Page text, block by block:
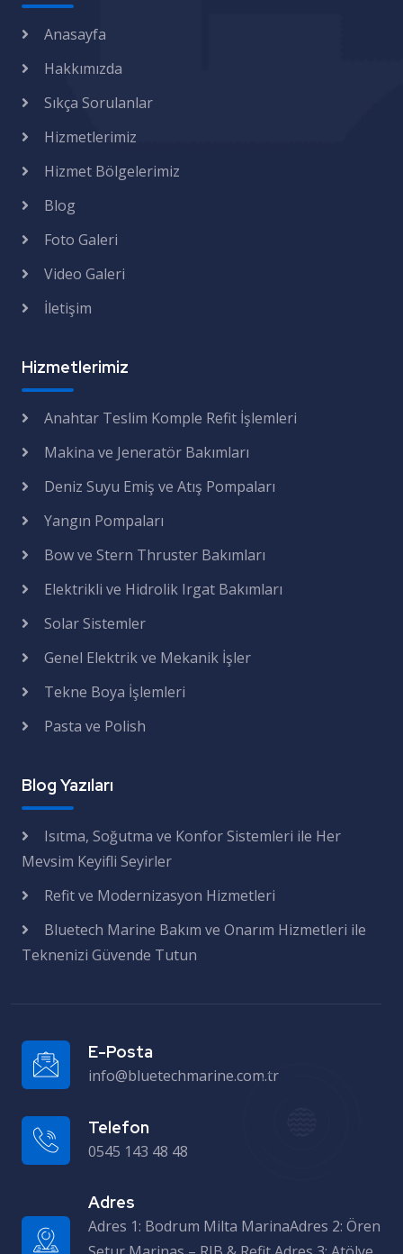
Anasayfa
Hakkımızda
Sıkça Sorulanlar
Hizmetlerimiz
Hizmet Bölgelerimiz
Blog
Foto Galeri
Video Galeri
İletişim
Hizmetlerimiz
Anahtar Teslim Komple Refit İşlemleri
Makina ve Jeneratör Bakımları
Deniz Suyu Emiş ve Atış Pompaları
Yangın Pompaları
Bow ve Stern Thruster Bakımları
Elektrikli ve Hidrolik Irgat Bakımları
Solar Sistemler
Genel Elektrik ve Mekanik İşler
Tekne Boya İşlemleri
Pasta ve Polish
Blog Yazıları
Isıtma, Soğutma ve Konfor Sistemleri ile Her
Mevsim Keyifli Seyirler
Refit ve Modernizasyon Hizmetleri
Bluetech Marine Bakım ve Onarım Hizmetleri ile
Teknenizi Güvende Tutun
E-Posta
info@bluetechmarine.com.tr
Telefon
0545 143 48 48
Adres
Adres 1: Bodrum Milta MarinaAdres 2: Ören Setur Marinas – RIB & Refit Adres 3: Atölye – Milas Sanayi Sitesi